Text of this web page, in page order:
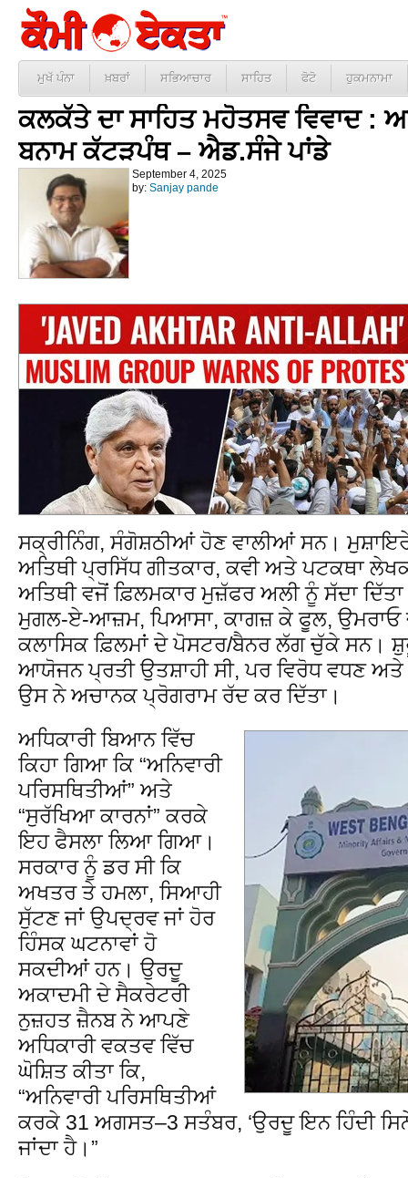
ਮੁਖੱ ਪੰਨਾ ਖ਼ਬਰਾਂ ਸਭਿਆਚਾਰ ਸਾਹਿਤ ਫੋਟੋ ਹੁਕਮਨਾਮਾ
ਕਲਕੱਤੇ ਦਾ ਸਾਹਿਤ ਮਹੋਤਸਵ ਵਿਵਾਦ :
ਬਨਾਮ ਕੱਟੜਪੰਥ – ਐਡ.ਸੰਜੇ ਪਾਂਡੇ
September 4, 2025
by: Sanjay pande
ਸਕ੍ਰੀਨਿੰਗ, ਸੰਗੋਸ਼ਠੀਆਂ ਹੋਣ ਵਾਲੀਆਂ ਸਨ।
ਅਤਿਥੀ ਪ੍ਰਸਿੱਧ ਗੀਤਕਾਰ, ਕਵੀ ਅਤੇ ਪਟਕਥਾ
ਅਤਿਥੀ ਵਜੋਂ ਫ਼ਿਲਮਕਾਰ ਮੁਜ਼ੱਫਰ ਅਲੀ ਨੂੰ ਸੱਦਾ
ਮੁਗਲ-ਏ-ਆਜ਼ਮ, ਪਿਆਸਾ, ਕਾਗਜ਼ ਕੇ ਫੂਲ, ਉਮਰਾਓ
ਕਲਾਸਿਕ ਫ਼ਿਲਮਾਂ ਦੇ ਪੋਸਟਰ/ਬੈਨਰ ਲੱਗ ਚੁੱਕੇ ਸਨ।
ਆਯੋਜਨ ਪ੍ਰਤੀ ਉਤਸ਼ਾਹੀ ਸੀ, ਪਰ ਵਿਰੋਧ ਵਧਣ
ਉਸ ਨੇ ਅਚਾਨਕ ਪ੍ਰੋਗਰਾਮ ਰੱਦ ਕਰ ਦਿੱਤਾ।
ਅਧਿਕਾਰੀ ਬਿਆਨ ਵਿੱਚ
ਕਿਹਾ ਗਿਆ ਕਿ “ਅਨਿਵਾਰੀ
ਪਰਿਸਥਿਤੀਆਂ” ਅਤੇ
“ਸੁਰੱਖਿਆ ਕਾਰਨਾਂ” ਕਰਕੇ
ਇਹ ਫੈਸਲਾ ਲਿਆ ਗਿਆ।
ਸਰਕਾਰ ਨੂੰ ਡਰ ਸੀ ਕਿ
ਅਖਤਰ ਤੇ ਹਮਲਾ, ਸਿਆਹੀ
ਸੁੱਟਣ ਜਾਂ ਉਪਦ੍ਰਵ ਜਾਂ ਹੋਰ
ਹਿੰਸਕ ਘਟਨਾਵਾਂ ਹੋ
ਸਕਦੀਆਂ ਹਨ। ਉਰਦੂ
ਅਕਾਦਮੀ ਦੇ ਸੈਕਰੇਟਰੀ
ਨੁਜ਼ਹਤ ਜ਼ੈਨਬ ਨੇ ਆਪਣੇ
ਅਧਿਕਾਰੀ ਵਕਤਵ ਵਿੱਚ
ਘੋਸ਼ਿਤ ਕੀਤਾ ਕਿ,
“ਅਨਿਵਾਰੀ ਪਰਿਸਥਿਤੀਆਂ
ਕਰਕੇ 31 ਅਗਸਤ–3 ਸਤੰਬਰ, ‘ਉਰਦੂ ਇਨ ਹਿੰਦੀ
ਜਾਂਦਾ ਹੈ।”